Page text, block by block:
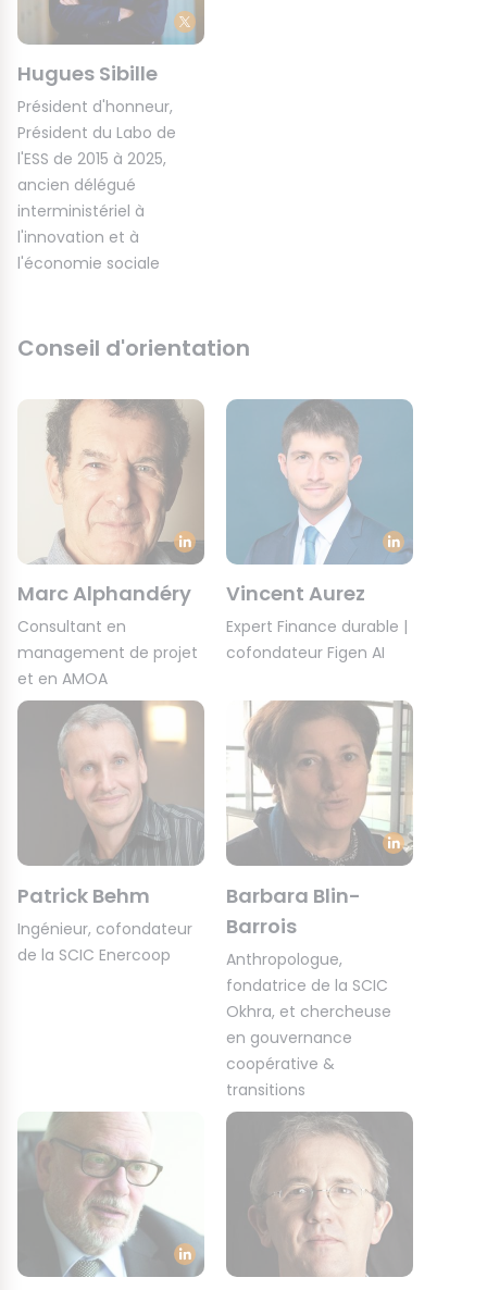
Hugues Sibille
Président d'honneur,
Président du Labo de
l'ESS de 2015 à 2025,
ancien délégué
interministériel à
l'innovation et à
l'économie sociale
Conseil d'orientation
Marc Alphandéry
Consultant en
management de projet
et en AMOA
Vincent Aurez
Expert Finance durable |
cofondateur Figen AI
Patrick Behm
Ingénieur, cofondateur
de la SCIC Enercoop
Barbara Blin-
Barrois
Anthropologue,
fondatrice de la SCIC
Okhra, et chercheuse
en gouvernance
coopérative &
transitions